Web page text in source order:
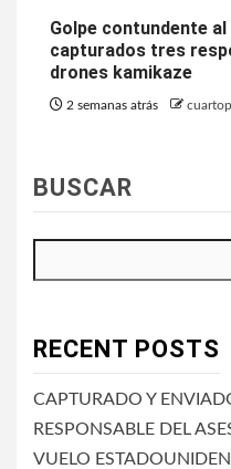
Golpe contundente
capturados tres
drones kamikaze
2 semanas atrás
BUSCAR
RECENT POSTS
CAPTURADO Y
RESPONSABLE DEL
VUELO